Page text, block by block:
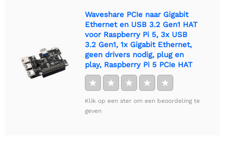
Waveshare PCIe naar Gigabit
Ethernet en USB 3.2 Gen1 HAT
voor Raspberry Pi 5, 3x USB
3.2 Gen1, 1x Gigabit Ethernet,
geen drivers nodig, plug en
play, Raspberry Pi 5 PCIe HAT
★ ★ ★ ★ ★
Klik op een ster om een beoordeling te
geven